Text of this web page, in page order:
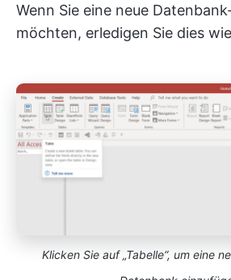
Wenn Sie eine neue
möchten, erledigen Sie dies
Klicken Sie auf „Tabelle“, um eine